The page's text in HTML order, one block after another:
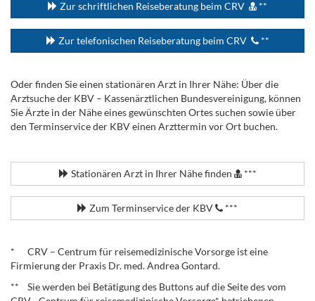
Zur schriftlichen Reiseberatung beim CRV **
Zur telefonischen Reiseberatung beim CRV **
Oder finden Sie einen stationären Arzt in Ihrer Nähe: Über die
Arztsuche der KBV – Kassenärztlichen Bundesvereinigung, können
Sie Ärzte in der Nähe eines gewünschten Ortes suchen sowie über
den Terminservice der KBV einen Arzttermin vor Ort buchen.
Stationären Arzt in Ihrer Nähe finden ***
Zum Terminservice der KBV ***
* CRV – Centrum für reisemedizinische Vorsorge ist eine
Firmierung der Praxis Dr. med. Andrea Gontard.
** Sie werden bei Betätigung des Buttons auf die Seite des vom